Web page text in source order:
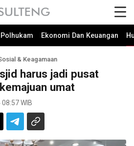
Polhukam Ekonomi Dan Keuangan
& Keagamaan
harus jadi pusat
umat
WIB